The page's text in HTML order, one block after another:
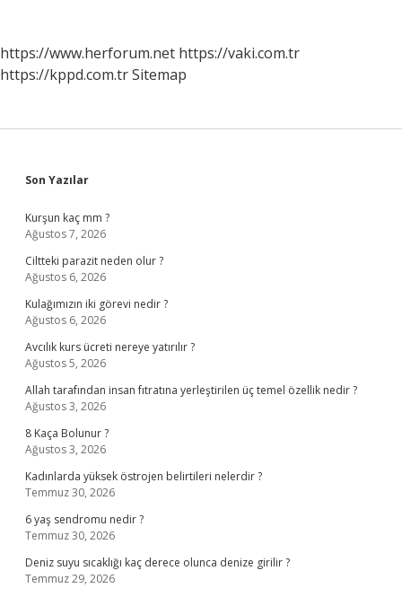
https://www.herforum.net https://vaki.com.tr
https://kppd.com.trSitemap
Sidebar
Son Yazılar
Kurşun kaç mm ?
Ağustos 7, 2026
Ciltteki parazit neden olur ?
Ağustos 6, 2026
Kulağımızın iki görevi nedir ?
Ağustos 6, 2026
Avcılık kurs ücreti nereye yatırılır ?
Ağustos 5, 2026
Allah tarafından insan fıtratına yerleştirilen üç temel özellik nedir ?
Ağustos 3, 2026
8 Kaça Bolunur ?
Ağustos 3, 2026
Kadınlarda yüksek östrojen belirtileri nelerdir ?
Temmuz 30, 2026
6 yaş sendromu nedir ?
Temmuz 30, 2026
Deniz suyu sıcaklığı kaç derece olunca denize girilir ?
Temmuz 29, 2026